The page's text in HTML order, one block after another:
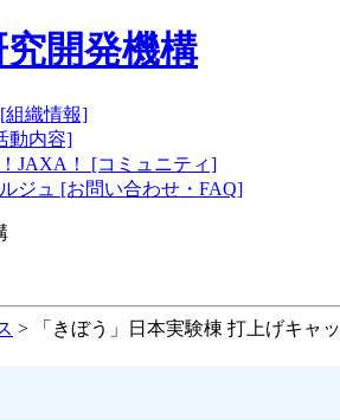
開発機構
組織情報]
動内容]
JAXA！ [コミュニティ]
ジュ [お問い合わせ・FAQ]
> 「きぼう」日本実験棟 打上げキャ